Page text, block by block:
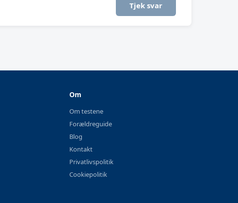
Tjek svar
Om
Om testene
Forældreguide
Blog
Kontakt
Privatlivspolitik
Cookiepolitik